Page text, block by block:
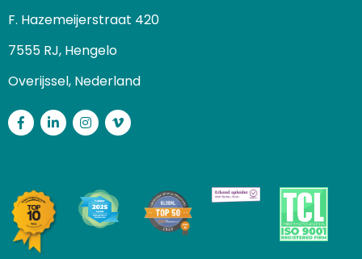
F. Hazemeijerstraat 420
7555 RJ, Hengelo
Overijssel, Nederland
Facebook
LinkedInInstagram
Vimeo